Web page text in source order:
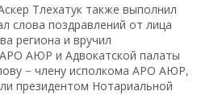
Тлехатук также выполнил
слова поздравлений от лица
региона и вручил
АЮР и Адвокатской палаты
члену исполкома АРО АЮР,
президентом Нотариальной